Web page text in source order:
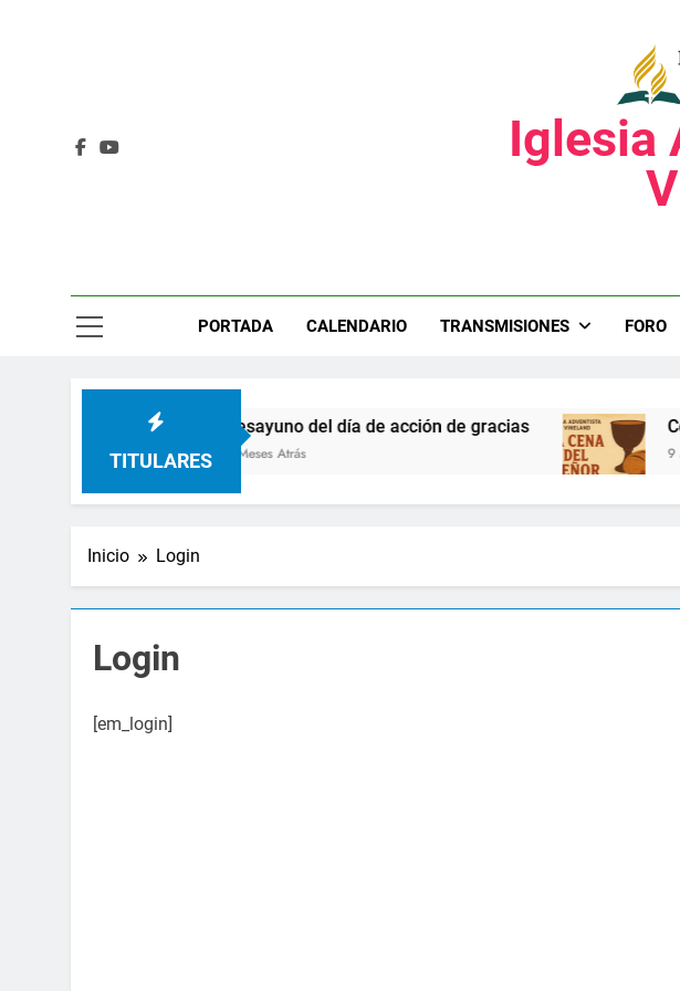
Iglesia
PORTADA CALENDARIO TRANSMISIONES FORO
TITULARES
Desayuno del día de acción de gracias
9 Meses Atrás 9
Inicio Login
Login
[em_login]